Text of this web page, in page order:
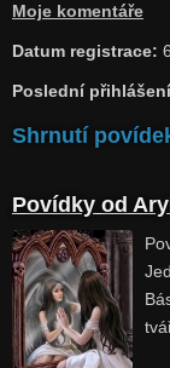
Moje komentáře
Datum registrace:
Poslední
Shrnutí
Povídky od